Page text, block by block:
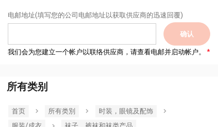
电邮地址(填写您的公司电邮地址以获取供应商的迅速回覆)
确认
我们会为您建立一个帐户以联络供应商，请查看电邮并启动帐户。
所有类别
首页 所有类別
时装，眼镜及配饰